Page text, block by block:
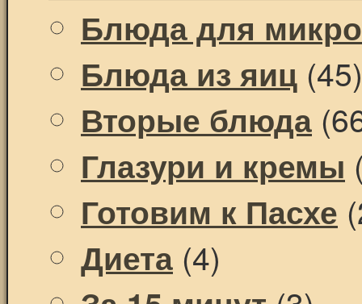
Блюда для
Блюда из яиц (45)
Вторые блюда
Глазури и кремы
Готовим к Пасхе
Диета (4)